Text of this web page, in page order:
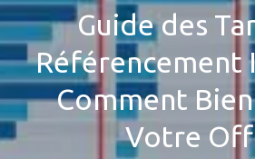
Guide des
Référencement
Comment
Votre